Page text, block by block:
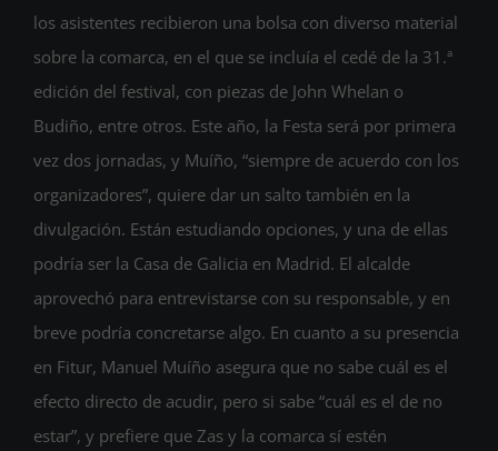
los asistentes recibieron una bolsa con diverso material
sobre la comarca, en el que se incluía el cedé de la 31.ª
edición del festival, con piezas de John Whelan o
Budiño, entre otros. Este año, la Festa será por primera
vez dos jornadas, y Muíño, “siempre de acuerdo con los
organizadores”, quiere dar un salto también en la
divulgación. Están estudiando opciones, y una de ellas
podría ser la Casa de Galicia en Madrid. El alcalde
aprovechó para entrevistarse con su responsable, y en
breve podría concretarse algo. En cuanto a su presencia
en Fitur, Manuel Muíño asegura que no sabe cuál es el
efecto directo de acudir, pero si sabe “cuál es el de no
estar”, y prefiere que Zas y la comarca sí estén